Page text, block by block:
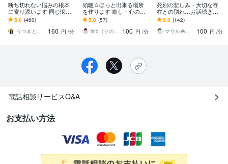
断ち切れない悩みの根本
に寄り添います 同じ悩み
の堂々巡りから卒業。心
のフタを外して前へ進み
ます
5.0 (460)
うつぎともこ（けんちゃんママ♪）
160 円 /分
傾聴☆ほっと出来る場所
を作ります 癒し・心の充
電・明日への力・HSP・
繊細・自己肯定感
5.0 (57)
lino（りの）＠ハートサポーター 100 円 /分
死別の悲しみ・大切な存
在との別れ…お話聴きま
す ★死別経験有心理カウ
ンセラー(有資格)のグリー
フケア時間★
5.0 (142)
マサル☘️カウンセラー★色々経験者☆彡
100 円 /分
電話相談サービスQ&A
お支払い方法